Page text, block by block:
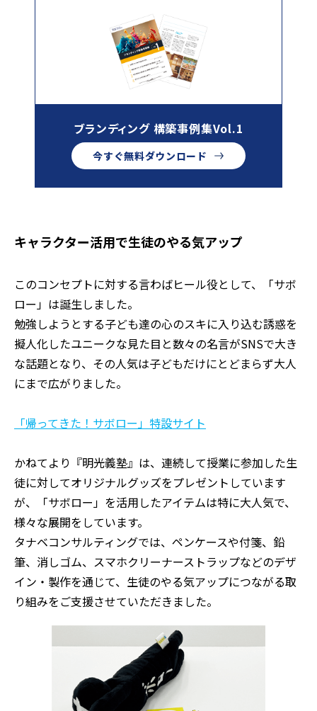
ブランディング 構築事例集Vol.1
今すぐ無料ダウンロード
キャラクター活用で生徒のやる気アップ
このコンセプトに対する言わばヒール役として、「サボ
ロー」は誕生しました。
勉強しようとする子ども達の心のスキに入り込む誘惑を
擬人化したユニークな見た目と数々の名言がSNSで大き
な話題となり、その人気は子どもだけにとどまらず大人
にまで広がりました。
「帰ってきた！サボロー」特設サイト
かねてより『明光義塾』は、連続して授業に参加した生
徒に対してオリジナルグッズをプレゼントしています
が、「サボロー」を活用したアイテムは特に大人気で、
様々な展開をしています。
タナベコンサルティングでは、ペンケースや付箋、鉛
筆、消しゴム、スマホクリーナーストラップなどのデザ
イン・製作を通じて、生徒のやる気アップにつながる取
り組みをご支援させていただきました。